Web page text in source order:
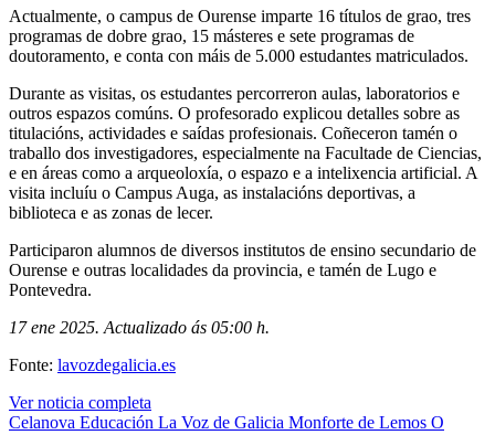
Actualmente, o campus de Ourense imparte 16 títulos de grao, tres
programas de dobre grao, 15 másteres e sete programas de
doutoramento, e conta con máis de 5.000 estudantes matriculados.
Durante as visitas, os estudantes percorreron aulas, laboratorios e
outros espazos comúns. O profesorado explicou detalles sobre as
titulacións, actividades e saídas profesionais. Coñeceron tamén o
traballo dos investigadores, especialmente na Facultade de Ciencias,
e en áreas como a arqueoloxía, o espazo e a intelixencia artificial. A
visita incluíu o Campus Auga, as instalacións deportivas, a
biblioteca e as zonas de lecer.
Participaron alumnos de diversos institutos de ensino secundario de
Ourense e outras localidades da provincia, e tamén de Lugo e
Pontevedra.
17 ene 2025. Actualizado ás 05:00 h.
Fonte: lavozdegalicia.es
Ver noticia completa
Celanova Educación La Voz de Galicia Monforte de Lemos O